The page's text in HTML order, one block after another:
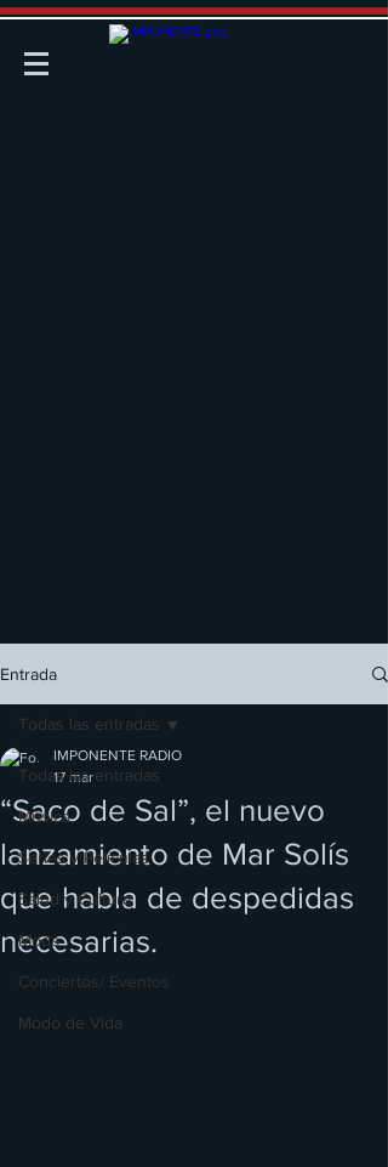
Entrada
Todas las entradas
Música
Series y Películas
Salud y Cultura
Moda
Conciertos/ Eventos
Modo de Vida
Todas las entradas
“Saco de Sal”, el nuevo
lanzamiento de Mar Solís
que habla de despedidas
necesarias.
IMPONENTE RADIO
17 mar